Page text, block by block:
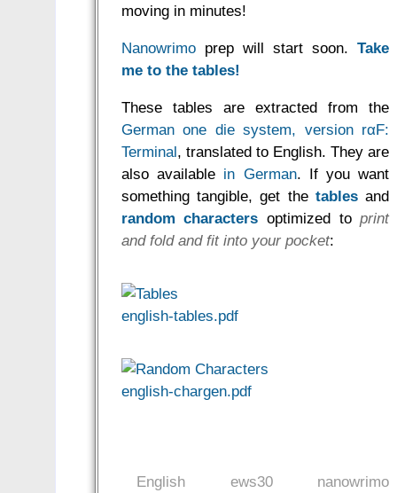
moving in minutes!
Nanowrimoprep will start soon.Take
me to the tables!
These tables are extracted from the
German one die system, version rαF:
Terminal, translated to English. They are
also available in German. If you want
something tangible, get thetables and
random characters optimized toprint
and fold and fit into your pocket:
english-tables.pdf
english-chargen.pdf
English ews30
nanowrimo